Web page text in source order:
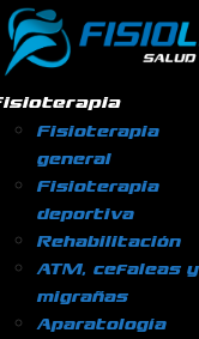
Ir
al
contenido
Fisioterapia
general
Fisioterapia
deportiva
Rehabilitación
ATM, cefaleas y
migrañas
Aparatología